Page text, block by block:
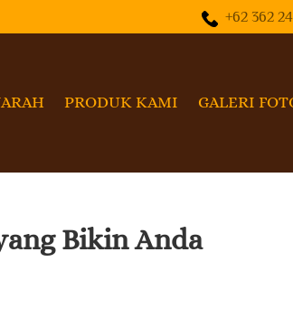
+62 362
PRODUK KAMI GALERI
Bikin Anda